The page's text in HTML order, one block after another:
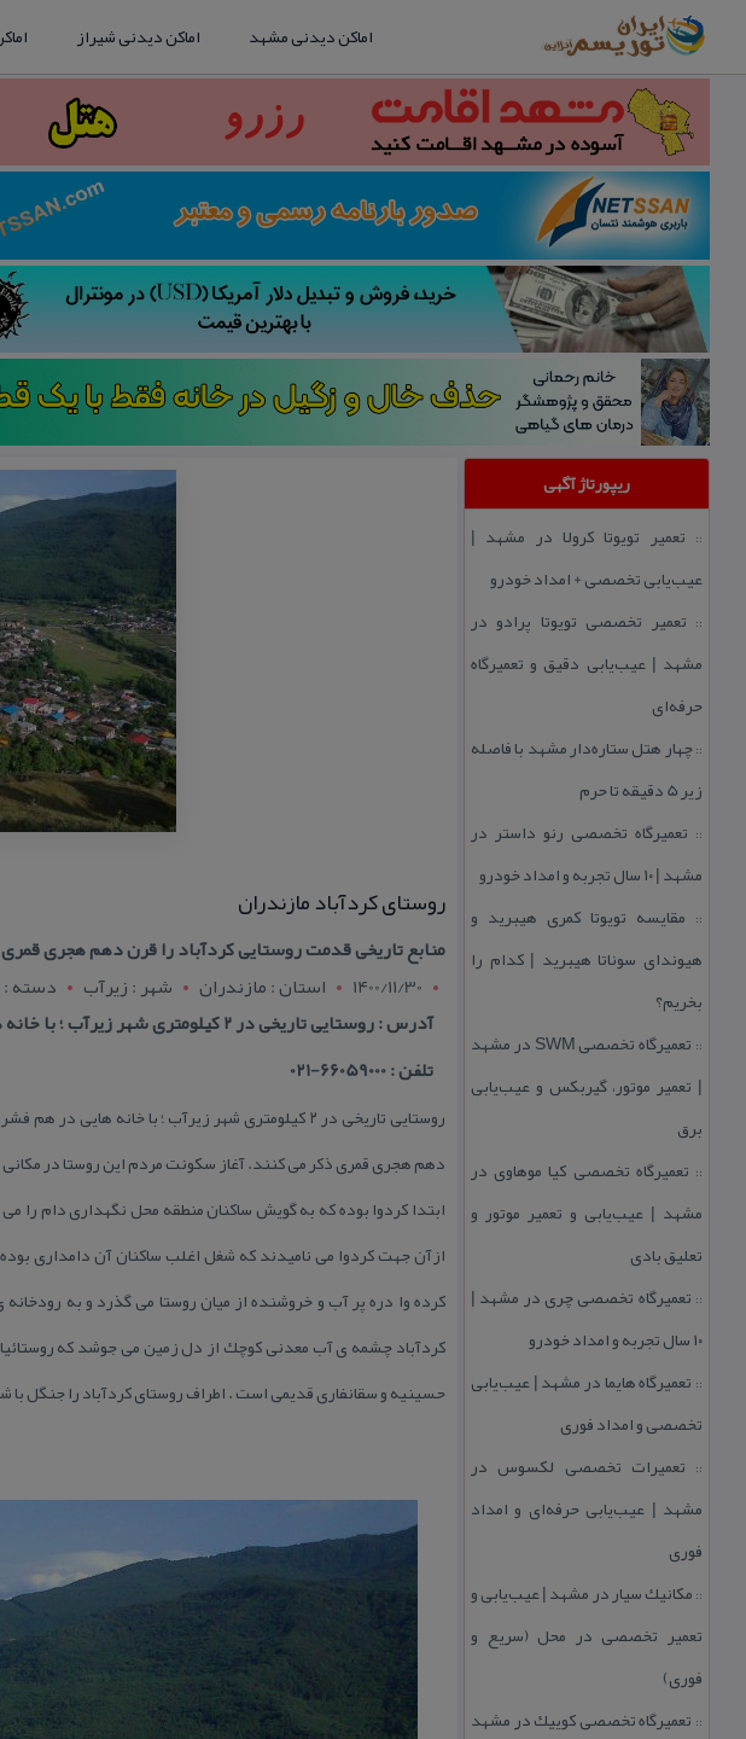
اماکن دیدنی مشهد اماکن دیدنی شیراز
ریپورتاژ آگهی
:: تعمیر تویوتا كرولا در مشهد |
عیب‌یابی تخصصی + امداد خودرو
:: تعمیر تخصصی تویوتا پرادو در
مشهد | عیب‌یابی دقیق و تعمیرگاه
حرفه‌ای
::چهار هتل‌ ستاره‌دار مشهد با فاصله
زیر 5 دقیقه تا حرم
:: تعمیرگاه تخصصی رنو داستر در
مشهد | ۱۰ سال تجربه و امداد خودرو
:: مقایسه تویوتا كمری هیبرید و
هیوندای سوناتا هیبرید | كدام را
بخریم؟
::
تعمیرگاه تخصصی SWM در مشهد
| تعمیر موتور، گیربكس و عیب‌یابی
برق
:: تعمیرگاه تخصصی كیا موهاوی در
مشهد | عیب‌یابی و تعمیر موتور و
تعلیق بادی
:: تعمیرگاه تخصصی چری در مشهد |
۱۰ سال تجربه و امداد خودرو
:: تعمیرگاه هایما در مشهد | عیب‌یابی
تخصصی و امداد فوری
:: تعمیرات تخصصی لكسوس در
مشهد | عیب‌یابی حرفه‌ای و امداد
فوری
:: مكانیك سیار در مشهد | عیب‌یابی و
تعمیر تخصصی در محل (سریع و
فوری)
:: تعمیرگاه تخصصی كوییك در مشهد
روستای كردآباد مازندران
منابع تاریخی قدمت روستایی كردآباد را قرن دهم هجری
1400/11/30
استان : مازندران شهر : زیرآب
دسته :
آدرس : روستایی تاریخی در ۲ كیلومتری شهر زیرآب ؛ با خانه هایی در هم فشرده كه در دامن تپه هایی سبز پناه گرفته اند.
تلفن : 66059000-021
روستایی تاریخی در ۲ كیلومتری شهر زیرآب ؛ با خانه
دهم هجری قمری ذكر می كنند. آغاز سكونت مردم این روستا در مكانی به
ابتدا كردوا بوده كه به گویش ساكنان منطقه محل نگهداری دام را
كرده وا دره پر آب و خروشنده از میان روستا می گذرد و به
كردآباد چشمه ی آب معدنی كوچك از دل زمین می جوشد كه
حسینیه و سقانفاری قدیمی است . اطراف روستای كردآباد را جنگل با